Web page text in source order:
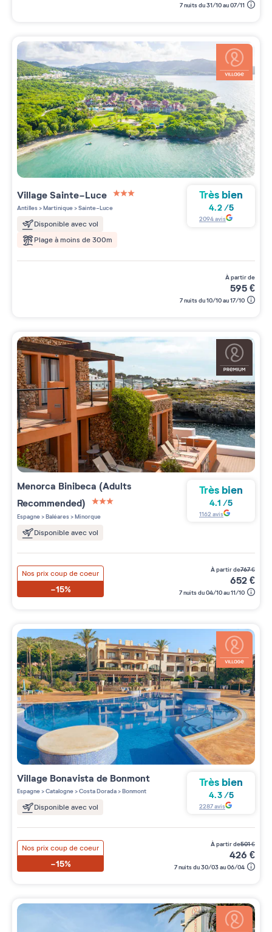
7 nuits du 31/10 au 07/11
VillageSainte-Luce
3 étoiles sur 5
Antilles>Martinique>Sainte-Luce
Disponible avec vol
Plage à moins de 300m
Très bien
4.2/5
2094avis
à partir de
595€
7 nuits du 10/10 au 17/10
Menorca Binibeca (Adults
Recommended)
3 étoiles sur 5
Espagne>Baléares>Minorque
Disponible avec vol
Très bien
4.1 /5
1162 avis
Nos prix coup de coeur
-15%
à partir de767€
652€
7 nuits du 04/10 au 11/10
Village Bonavista de Bonmont
Espagne>Catalogne>Costa Dorada>Bonmont
Disponible avec vol
Très bien
4.3/5
2287avis
Nos prix coup de coeur
-15%
à partir de501€
426 €
7 nuits du 30/03 au 06/04